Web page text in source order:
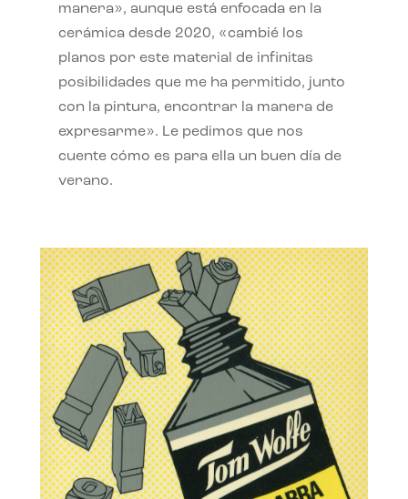
manera», aunque está enfocada en la
cerámica desde 2020, «cambié los
planos por este material de infinitas
posibilidades que me ha permitido, junto
con la pintura, encontrar la manera de
expresarme». Le pedimos que nos
cuente cómo es para ella un buen día de
verano.